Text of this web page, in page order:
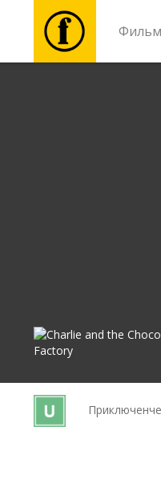
Подарки
B2B